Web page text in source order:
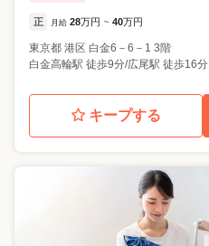
正 月給 28万円 ~ 40万円
東京都 港区 白金6－6－1 3階
白金高輪駅 徒歩9分/広尾駅 徒歩16分
キープする